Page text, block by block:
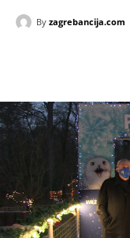
By zagrebancija.com